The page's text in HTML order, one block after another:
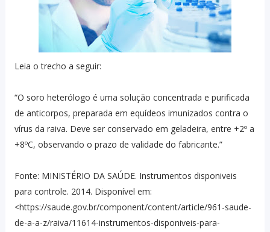
Leia o trecho a seguir:
“O soro heterólogo é uma solução concentrada e purificada
de anticorpos, preparada em equídeos imunizados contra o
vírus da raiva. Deve ser conservado em geladeira, entre +2º a
+8ºC, observando o prazo de validade do fabricante.”
Fonte: MINISTÉRIO DA SAÚDE. Instrumentos disponiveis
para controle. 2014. Disponível em:
<https://saude.gov.br/component/content/article/961-saude-
de-a-a-z/raiva/11614-instrumentos-disponiveis-para-